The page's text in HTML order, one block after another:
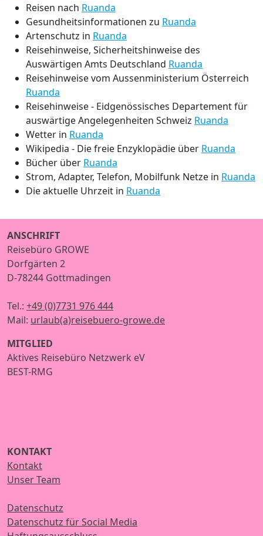
Reisen nach Ruanda
Gesundheitsinformationen zu Ruanda
Artenschutz in Ruanda
Reisehinweise, Sicherheitshinweise des
Auswärtigen Amts Deutschland Ruanda
Reisehinweise vom Aussenministerium Österreich
Ruanda
Reisehinweise - Eidgenössisches Departement für
auswärtige Angelegenheiten Schweiz Ruanda
Wetter in Ruanda
Wikipedia - Die freie Enzyklopädie über Ruanda
Bücher über Ruanda
Strom, Adapter, Telefon, Mobilfunk Netze in Ruanda
Die aktuelle Uhrzeit in Ruanda
ANSCHRIFT
Reisebüro GROWE
Dorfgärten 2
D-78244 Gottmadingen
Tel.: +49 (0)7731 976 444
Mail: urlaub(a)reisebuero-growe.de
MITGLIED
Aktives Reisebüro Netzwerk eV
BEST-RMG
KONTAKT
Kontakt
Unser Team
Datenschutz
Datenschutz für Social Media